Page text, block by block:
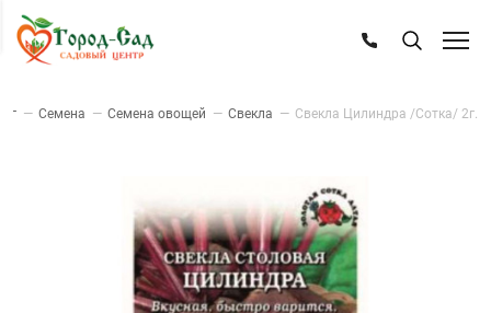
— Семена — Семена овощей — Свекла — Свекла Цилиндра /Сотка/ 2г.